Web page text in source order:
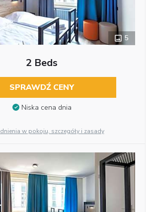
5
2 Beds
SPRAWDŹ CENY
Niska cena dnia
w pokoju, szczegóły i zasady